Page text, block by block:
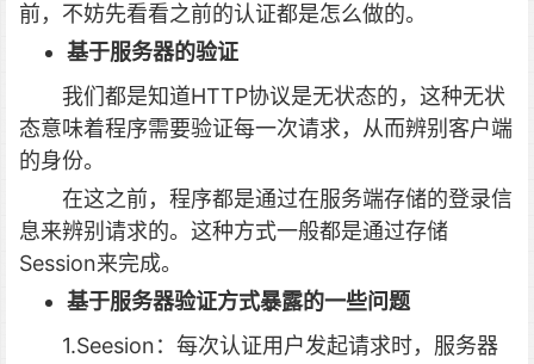
前，不妨先看看之前的认证都是怎么做的。
基于服务器的验证
我们都是知道HTTP协议是无状态的，这种无状
态意味着程序需要验证每一次请求，从而辨别客户端
的身份。
在这之前，程序都是通过在服务端存储的登录信
息来辨别请求的。这种方式一般都是通过存储
Session来完成。
基于服务器验证方式暴露的一些问题
1.Seesion：每次认证用户发起请求时，服务器